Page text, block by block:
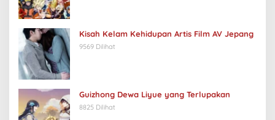
Kisah Kelam Kehidupan Artis Film AV Jepang
9569 Dilihat
Guizhong Dewa Liyue yang Terlupakan
8825 Dilihat